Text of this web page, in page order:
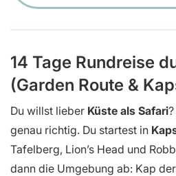
14 Tage Rundreise
(Garden Route &
Du willst lieber Küste als Safari
genau richtig. Du startest in
Tafelberg, Lion’s Head und
dann die Umgebung ab: Kap